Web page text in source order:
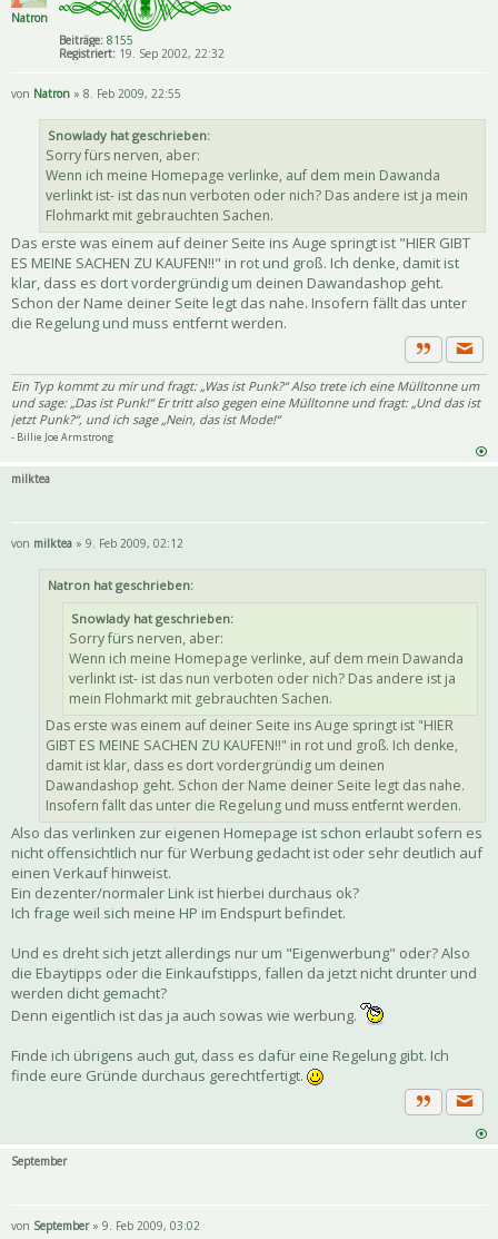
Natron
Beiträge: 8155
Registriert: 19. Sep 2002, 22:32
von Natron » 8. Feb 2009, 22:55
Snowlady hat geschrieben:
Sorry fürs nerven, aber:
Wenn ich meine Homepage verlinke, auf dem mein Dawanda
verlinkt ist- ist das nun verboten oder nich? Das andere ist ja mein
Flohmarkt mit gebrauchten Sachen.
Das erste was einem auf deiner Seite ins Auge springt ist "HIER GIBT
ES MEINE SACHEN ZU KAUFEN!!" in rot und groß. Ich denke, damit ist
klar, dass es dort vordergründig um deinen Dawandashop geht.
Schon der Name deiner Seite legt das nahe. Insofern fällt das unter
die Regelung und muss entfernt werden.
Zitat
Ein Typ kommt zu mir und fragt: „Was ist Punk?“ Also trete ich eine Mülltonne um
und sage: „Das ist Punk!“ Er tritt also gegen eine Mülltonne und fragt: „Und das ist
jetzt Punk?“, und ich sage „Nein, das ist Mode!“
- Billie Joe Armstrong
milktea
von milktea » 9. Feb 2009, 02:12
Natron hat geschrieben:
Snowlady hat geschrieben:
Sorry fürs nerven, aber:
Wenn ich meine Homepage verlinke, auf dem mein Dawanda
verlinkt ist- ist das nun verboten oder nich? Das andere ist ja
mein Flohmarkt mit gebrauchten Sachen.
Das erste was einem auf deiner Seite ins Auge springt ist "HIER
GIBT ES MEINE SACHEN ZU KAUFEN!!" in rot und groß. Ich denke,
damit ist klar, dass es dort vordergründig um deinen
Dawandashop geht. Schon der Name deiner Seite legt das nahe.
Insofern fällt das unter die Regelung und muss entfernt werden.
Also das verlinken zur eigenen Homepage ist schon erlaubt sofern es
nicht offensichtlich nur für Werbung gedacht ist oder sehr deutlich auf
einen Verkauf hinweist.
Ein dezenter/normaler Link ist hierbei durchaus ok?
Ich frage weil sich meine HP im Endspurt befindet.
Und es dreht sich jetzt allerdings nur um "Eigenwerbung" oder? Also
die Ebaytipps oder die Einkaufstipps, fallen da jetzt nicht drunter und
werden dicht gemacht?
Denn eigentlich ist das ja auch sowas wie werbung.
Finde ich übrigens auch gut, dass es dafür eine Regelung gibt. Ich
finde eure Gründe durchaus gerechtfertigt.
Zitat
September
von September» 9. Feb 2009, 03:02